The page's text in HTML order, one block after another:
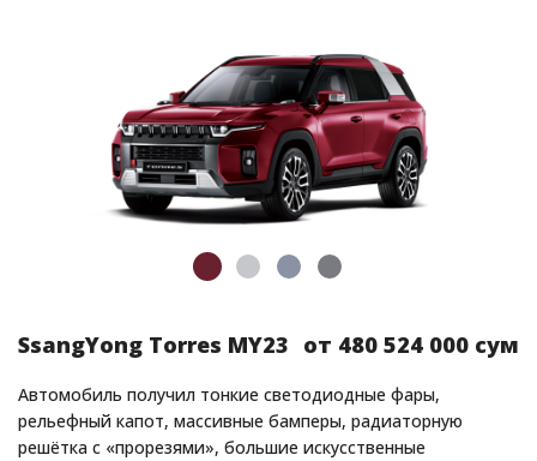
SsangYong Torres MY23 от 480 524 000 сум
Автомобиль получил тонкие светодиодные фары,
рельефный капот, массивные бамперы, радиаторную
решётка с «прорезями», большие искусственные